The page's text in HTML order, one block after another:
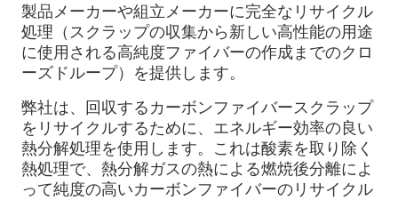
製品メーカーや組立メーカーに完全なリサイクル
処理（スクラップの収集から新しい高性能の用途
に使用される高純度ファイバーの作成までのクロ
ーズドループ）を提供します。
弊社は、回収するカーボンファイバースクラップ
をリサイクルするために、エネルギー効率の良い
熱分解処理を使用します。これは酸素を取り除く
熱処理で、熱分解ガスの熱による燃焼後分離によ
って純度の高いカーボンファイバーのリサイクル